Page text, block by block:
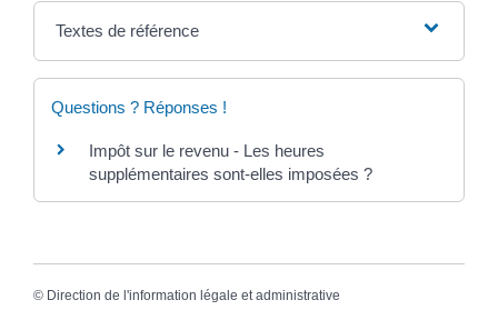
Textes de référence
Questions ? Réponses !
Impôt sur le revenu - Les heures
supplémentaires sont-elles imposées ?
© Direction de l'information légale et administrative